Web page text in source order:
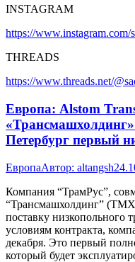
INSTAGRAM
https://www.instagram.com/
THREADS
https://www.threads.net/
Европа: Alstom
Петербург первый
ЕвропаАвтор: altangsh
Компания “ТрамРус”,
“Трансмашхолдинг”
поставку низкопольного
условиям контракта,
декабря. Это первый
который будет